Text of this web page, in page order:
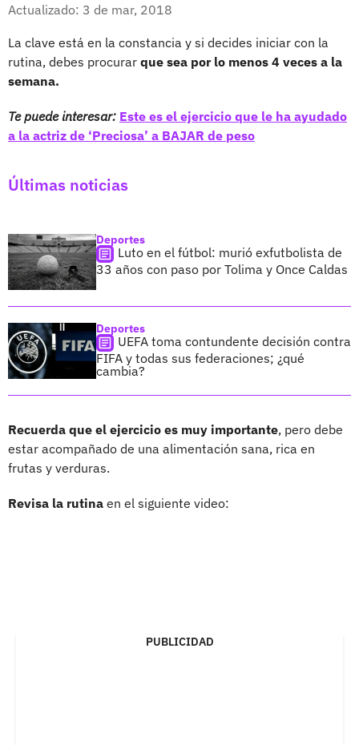
Actualizado: 3 de mar, 2018
La clave está en la constancia y si decides iniciar con la
rutina, debes procurar que sea por lo menos 4 veces a la
semana.
Te puede interesar: Este es el ejercicio que le ha ayudado
a la actriz de ‘Preciosa’ a BAJAR de peso
Últimas noticias
Deportes
Luto en el fútbol: murió exfutbolista de
33 años con paso por Tolima y Once Caldas
Deportes
UEFA toma contundente decisión contra
FIFA y todas sus federaciones; ¿qué
cambia?
Recuerda que el ejercicio es muy importante, pero debe
estar acompañado de una alimentación sana, rica en
frutas y verduras.
Revisa la rutina en el siguiente video:
PUBLICIDAD